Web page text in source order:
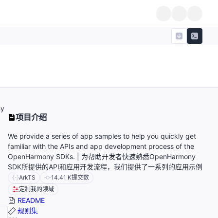
项目介绍
We provide a series of app samples to help you quickly get
familiar with the APIs and app development process of the
OpenHarmony SDKs. | 为帮助开发者快速熟悉OpenHarmony
SDK所提供的API和应用开发流程，我们提供了一系列的应用示例
ArkTS 14.41 K提交数
定制我的领域
README
规则集